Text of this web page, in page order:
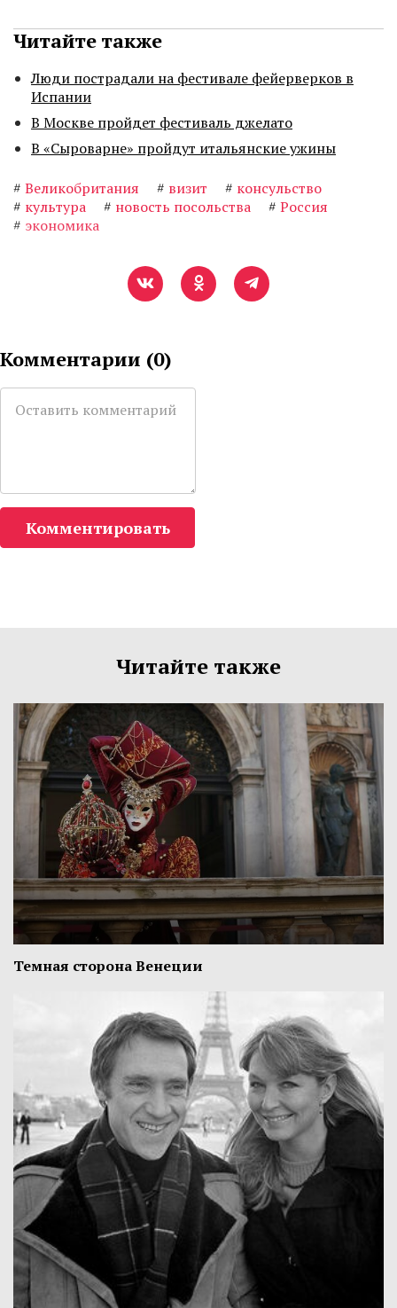
Читайте также
Люди пострадали на фестивале фейерверков в
Испании
В Москве пройдет фестиваль джелато
В «Сыроварне» пройдут итальянские ужины
# Великобритания # визит # консульство
# культура # новость посольства # Россия
# экономика
Комментарии (0)
Комментировать
Читайте также
Темная сторона Венеции